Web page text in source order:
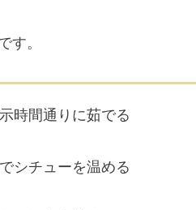
す。
時間通りに茹でる
シチューを温める